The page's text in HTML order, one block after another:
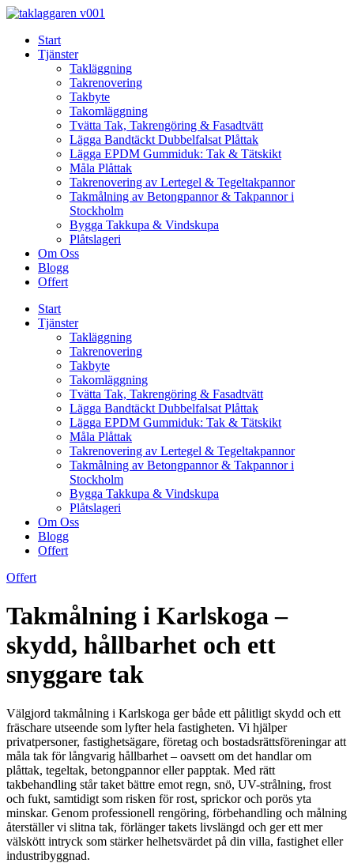
Skip
contentStart
Tjänster
Takläggning
Takrenovering
Takbyte
Takomläggning
Tvätta Tak, Takrengöring & Fasadtvätt
Lägga Bandtäckt Dubbelfalsat Plåttak
Lägga EPDM Gummiduk: Tak & Tätskikt
Måla Plåttak
Takrenovering av Lertegel & Tegeltakpannor
Takmålning av Betongpannor & Takpannor i
Stockholm
Bygga Takkupa & Vindskupa
Plåtslageri
Om Oss
Blogg
Offert
Start
Tjänster
Takläggning
Takrenovering
Takbyte
Takomläggning
Tvätta Tak, Takrengöring & Fasadtvätt
Lägga Bandtäckt Dubbelfalsat Plåttak
Lägga EPDM Gummiduk: Tak & Tätskikt
Måla Plåttak
Takrenovering av Lertegel & Tegeltakpannor
Takmålning av Betongpannor & Takpannor i
Stockholm
Bygga Takkupa & Vindskupa
Plåtslageri
Om Oss
Blogg
Offert
Offert
Takmålning i Karlskoga –
skydd, hållbarhet och ett
snyggare tak
Välgjord takmålning i Karlskoga ger både ett pålitligt skydd och ett
fräschare utseende som lyfter hela fastigheten. Vi hjälper
privatpersoner, fastighetsägare, företag och bostadsrättsföreningar att
måla tak för långvarig hållbarhet – oavsett om det handlar om
plåttak, tegeltak, betongpannor eller papptak. Med rätt
takbehandling står taket bättre emot regn, snö, UV-strålning, frost
och fukt, samtidigt som risken för rost, sprickor och porös yta
minskar. Genom professionell rengöring, förbehandling och målning
återställer vi slitna tak, förlänger takets livslängd och ger ett mer
välskött intryck som stärker helhetsvärdet på din villa, fastighet eller
industribyggnad.